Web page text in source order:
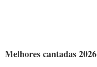
Melhores cantadas 2026